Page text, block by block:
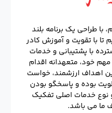
با طراحی یک برنامه بلند
با تقویت و آموزش کادر
با پشتیبانی و خدمات
خود، متعهدانه اقدام
اهداف ارزشمند، خواست
بوده و پاسخگو بودن
خدمات اصلی تفکیک
ما می باشد.